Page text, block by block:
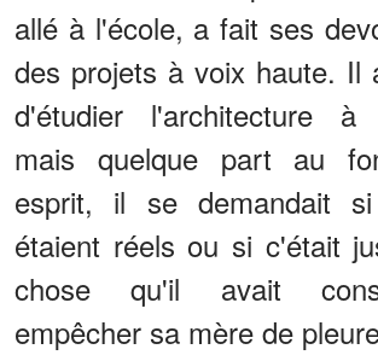
allé à l'école, a fait ses
des projets à voix haute. Il
d'étudier l'architecture à
mais quelque part au
esprit, il se demandait
étaient réels ou si c'était
chose qu'il avait
empêcher sa mère de